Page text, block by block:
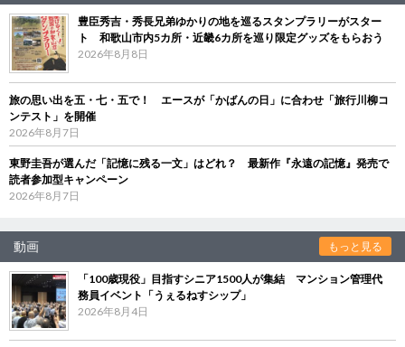
豊臣秀吉・秀長兄弟ゆかりの地を巡るスタンプラリーがスター
ト 和歌山市内5カ所・近畿6カ所を巡り限定グッズをもらおう
2026年8月8日
旅の思い出を五・七・五で！ エースが「かばんの日」に合わせ「旅行川柳コ
ンテスト」を開催
2026年8月7日
東野圭吾が選んだ「記憶に残る一文」はどれ？ 最新作『永遠の記憶』発売で
読者参加型キャンペーン
2026年8月7日
動画 もっと見る
「100歳現役」目指すシニア1500人が集結 マンション管理代
務員イベント「うぇるねすシップ」
2026年8月4日